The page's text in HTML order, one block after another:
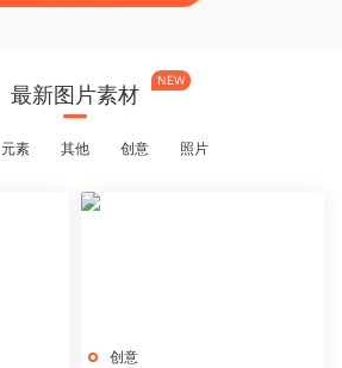
最新图片素材
NEW
元素 其他 创意 照片
创意